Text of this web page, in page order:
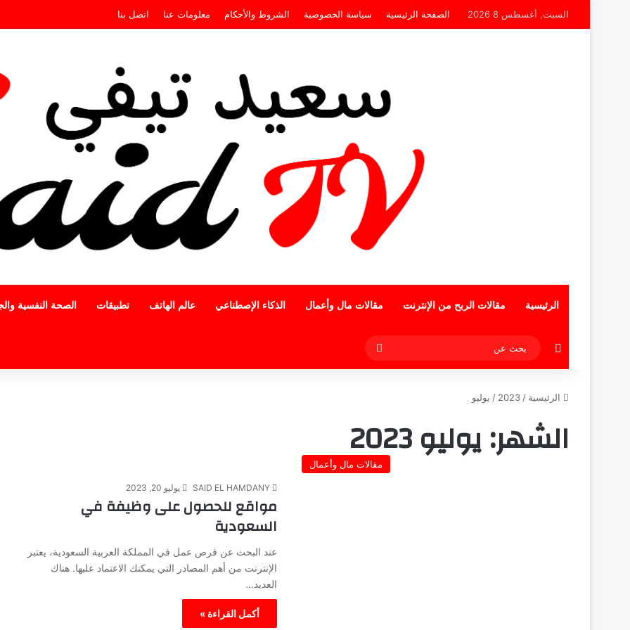
السبت, أغسطس 8 2026 الصفحة الرئيسية سياسة الخصوصية الشروط والأحكام معلومات عنا اتصل بنا
الرئيسية مقالات الربح من الإنترنت مقالات مال وأعمال الذكاء الإصطناعي عالم الهاتف تطبيقات الصحة النفسية
إضافة عمود جانبي
بحث
عن
الرئيسية /
2023
/ يوليو
الشهر:يوليو 2023 مقالات مال وأعمال
SAID EL HAMDANY يوليو 20, 2023
مواقع للحصول على وظيفة في
السعودية
عند البحث عن فرص عمل في المملكة العربية السعودية، يعتبر
الإنترنت من أهم المصادر التي يمكنك الاعتماد عليها. هناك
العديد…
أكمل القراءة »